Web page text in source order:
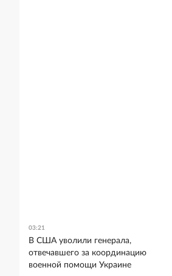
03:21
В США уволили генерала,
отвечавшего за координацию
военной помощи Украине